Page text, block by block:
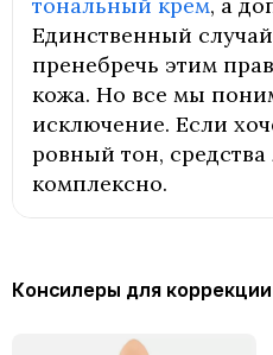
Единственный
пренебречь этим
кожа. Но все мы
исключение. Если
ровный тон,
комплексно.
Консилеры для